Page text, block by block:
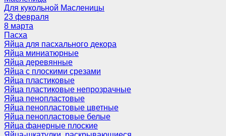
Для кукольной Масленицы
23 февраля
8 марта
Пасха
Яйца для пасхального декора
Яйца миниатюрные
Яйца деревянные
Яйца с плоскими срезами
Яйца пластиковые
Яйца пластиковые непрозрачные
Яйца пенопластовые
Яйца пенопластовые цветные
Яйца пенопластовые белые
Яйца фанерные плоские